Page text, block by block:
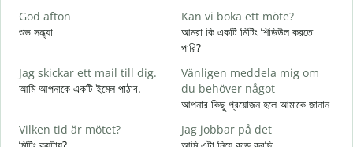
God afton
শুভ সন্ধ্যা
Kan vi boka ett möte?
আমরা কি একটি মিটিং শিডিউল করতে
পারি?
Jag skickar ett mail till dig.
আমি আপনাকে একটি ইমেল পাঠাব.
Vänligen meddela mig om
du behöver något
আপনার কিছু প্রয়োজন হলে আমাকে জানান
Vilken tid är mötet?
Jag jobbar på det